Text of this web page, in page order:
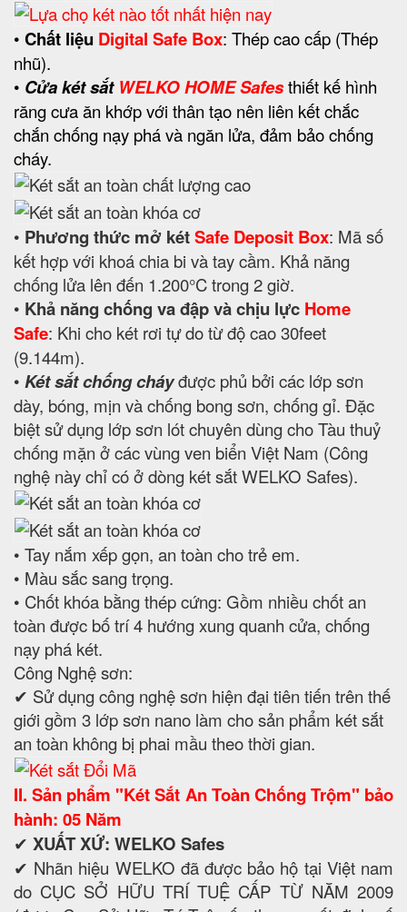
• Chất liệu Digital Safe Box: Thép cao cấp (Thép
nhũ).
• Cửa két sắt WELKO HOME Safesthiết kế hình
răng cưa ăn khớp với thân tạo nên liên kết chắc
chắn chống nạy phá và ngăn lửa, đảm bảo chống
cháy.
• Phương thức mở kétSafe Deposit Box: Mã số
kết hợp với khoá chia bi và tay cầm. Khả năng
chống lửa lên đến 1.200°C trong 2 giờ.
• Khả năng chống va đập và chịu lực Home
Safe: Khi cho két rơi tự do từ độ cao 30feet
(9.144m).
• Két sắt chống cháyđược phủ bởi các lớp sơn
dày, bóng, mịn và chống bong sơn, chống gỉ. Đặc
biệt sử dụng lớp sơn lót chuyên dùng cho Tàu thuỷ
chống mặn ở các vùng ven biển Việt Nam (Công
nghệ này chỉ có ở dòng két sắt WELKO Safes).
• Tay nắm xếp gọn, an toàn cho trẻ em.
• Màu sắc sang trọng.
• Chốt khóa bằng thép cứng: Gồm nhiều chốt an
toàn được bố trí 4 hướng xung quanh cửa, chống
nạy phá két.
Công Nghệ sơn:
✔ Sử dụng công nghệ sơn hiện đại tiên tiến trên thế
giới gồm 3 lớp sơn nano làm cho sản phẩm két sắt
an toàn không bị phai mầu theo thời gian.
II. Sản phẩm "Két Sắt An Toàn Chống Trộm" bảo
hành: 05 Năm
✔ XUẤT XỨ: WELKO Safes
✔ Nhãn hiệu WELKO đã được bảo hộ tại Việt nam
do CỤC SỞ HỮU TRÍ TUỆ CẤP TỪ NĂM 2009